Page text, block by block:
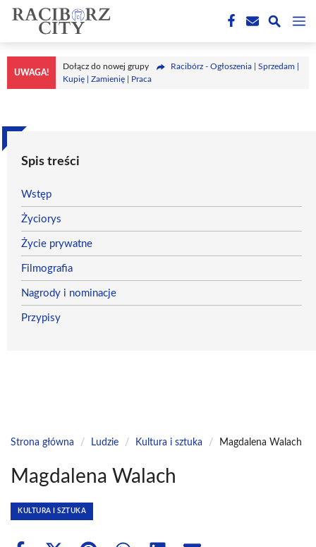
Przejdź
treści
UWAGA!
Dołącz do nowej grupy
Racibórz - Ogłoszenia | Sprzedam |
Kupię | Zamienię | Praca
Spis treści
Wstęp
Życiorys
Życie prywatne
Filmografia
Nagrody i nominacje
Przypisy
Strona główna / Ludzie / Kultura i sztuka / Magdalena Walach
Magdalena Walach
KULTURA I SZTUKA